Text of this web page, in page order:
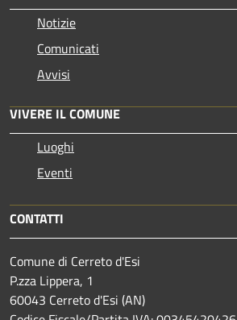
Notizie
Comunicati
Avvisi
VIVERE IL COMUNE
Luoghi
Eventi
CONTATTI
Comune di Cerreto d'Esi
P.zza Lippera, 1
60043 Cerreto d'Esi (AN)